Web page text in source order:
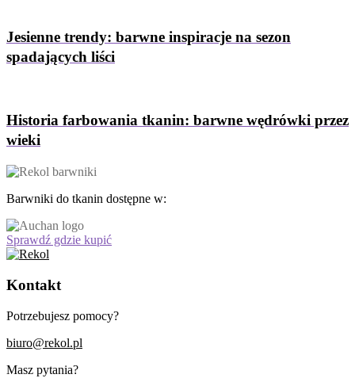
Jesienne trendy: barwne inspiracje na sezon
spadających liści
Historia farbowania tkanin: barwne wędrówki przez
wieki
Barwniki do tkanin dostępne w:
Sprawdź gdzie kupić
Kontakt
Potrzebujesz pomocy?
biuro@rekol.pl
Masz pytania?